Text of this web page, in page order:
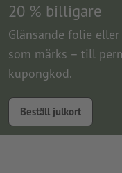
20 % billigare
Glänsande folie
som märks – till
kupongkod.
Beställ julkort